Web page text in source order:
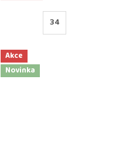
34
Akce
Novinka